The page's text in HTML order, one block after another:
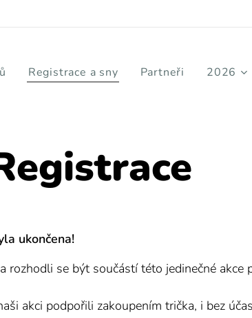
Registrace a sny Partneři 2026
ukončena!
rozhodli se být součástí této jedinečné akce
akci podpořili zakoupením trička, i bez